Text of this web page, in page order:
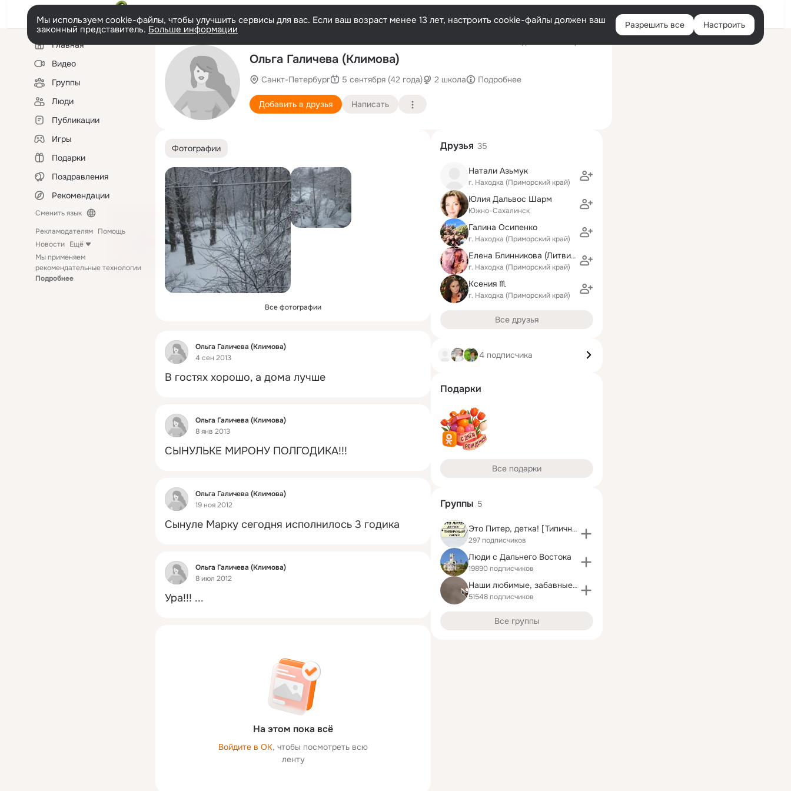
Войти
Мы используем cookie-файлы, чтобы улучшить сервисы для вас. Если ваш возраст менее 13 лет, настроить cookie-файлы должен ваш
законный представитель. Больше информации Разрешить все Настроить
Левая
колонкаГлавная
Видео
Группы
Люди
Публикации
Игры
Подарки
Поздравления
Рекомендации
Сменить язык
Рекламодателям Помощь
Новости Ещё
Мы применяем
рекомендательные технологии
Подробнее
Ольга Галичева (Климова)
Санкт-Петербург 5 сентября (42 года) 2 школа Подробнее
Добавить в друзья Написать
Фотографии
Все фотографии
Фид
Ольга Галичева (Климова)
4 сен 2013
В гостях хорошо, а дома лучше
Фид
Ольга Галичева (Климова)
8 янв 2013
СЫНУЛЬКЕ МИРОНУ ПОЛГОДИКА!!!
Фид
Ольга Галичева (Климова)
19 ноя 2012
Сынуле Марку сегодня исполнилось 3 годика
Фид
Ольга Галичева (Климова)
8 июл 2012
Ура!!! ...
На этом пока всё
Войдите в ОК, чтобы посмотреть всю
ленту
Друзья 35
Натали Азьмук
г. Находка (Приморский край)
Юлия Дальвос Шарм
Южно-Сахалинск
Галина Осипенко
г. Находка (Приморский край)
Елена Блинникова (Литвиненко)
г. Находка (Приморский край)
Ксения ♏
г. Находка (Приморский край)
Все друзья
4 подписчика
Подарки
Все подарки
Группы 5
Это Питер, детка! [Типичный Питер]
297 подписчиков
Люди с Дальнего Востока
19890 подписчиков
Наши любимые, забавные животные
51548 подписчиков
Все группы